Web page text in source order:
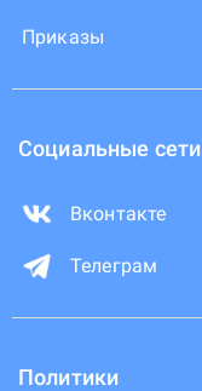
Приказы
Социальные сети
Вконтакте
Телеграм
Политики